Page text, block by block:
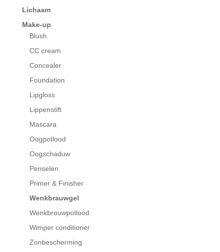
Lichaam
Make-up
Blush
CC cream
Concealer
Foundation
Lipgloss
Lippenstift
Mascara
Oogpotlood
Oogschaduw
Penselen
Primer & Finisher
Wenkbrauwgel
Wenkbrouwpotlood
Wimper conditioner
Zonbescherming